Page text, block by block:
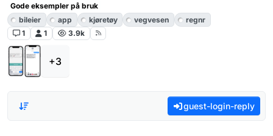
Gode eksempler på bruk
bileier
app kjøretøy vegvesen
regnr
1
1 3.9k
+3
guest-login-reply